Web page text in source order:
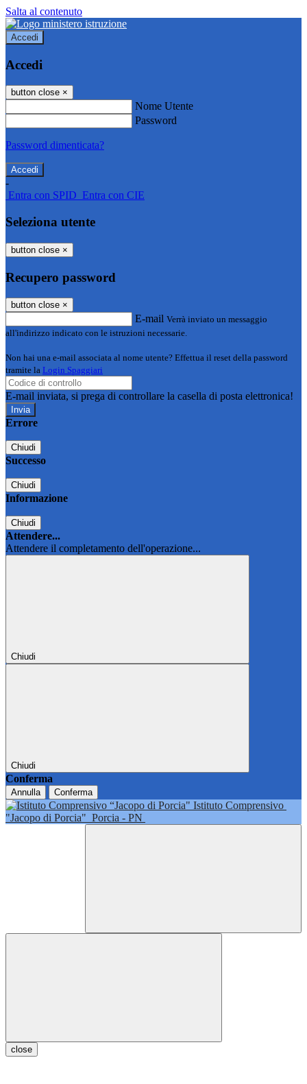
Salta al contenuto
Accedi
Accedi
button close ×
Nome Utente
Password
Password dimenticata?
-
Entra con SPID Entra con CIE
Seleziona utente
button close ×
Recupero password
button close ×
E-mail Verrà inviato un messaggio
all'indirizzo indicato con le istruzioni necessarie.
Non hai una e-mail associata al nome utente? Effettua il reset della password
tramite la Login Spaggiari
E-mail inviata, si prega di controllare la casella di posta elettronica!
Errore
Chiudi
Successo
Chiudi
Informazione
Chiudi
Attendere...
Attendere il completamento dell'operazione...
Chiudi
Chiudi
Conferma
Annulla Conferma
Istituto Comprensivo
"Jacopo di Porcia" Porcia - PN
close